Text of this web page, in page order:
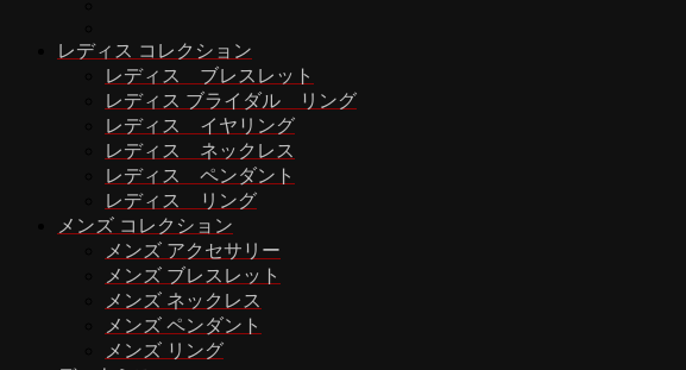
レディス コレクション
レディス ブレスレット
レディス ブライダル リング
レディス イヤリング
レディス ネックレス
レディス ペンダント
レディス リング
メンズ コレクション
メンズ アクセサリー
メンズ ブレスレット
メンズ ネックレス
メンズ ペンダント
メンズ リング